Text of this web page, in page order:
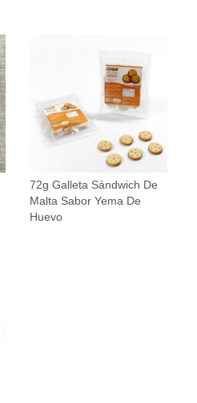
72g Galleta Sándwich De
Malta Sabor Yema De
Huevo